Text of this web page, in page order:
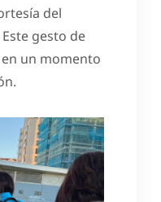
del
gesto de
un momento